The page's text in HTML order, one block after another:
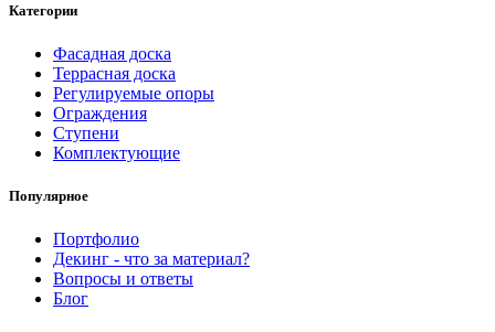
Категории
Фасадная доска
Террасная доска
Регулируемые опоры
Ограждения
Ступени
Комплектующие
Популярное
Портфолио
Декинг - что за материал?
Вопросы и ответы
Блог